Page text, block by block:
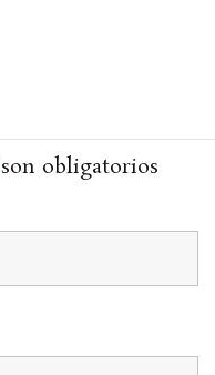
son obligatorios